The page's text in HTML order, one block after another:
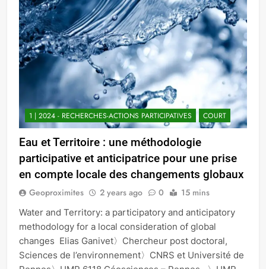
1 | 2024 - RECHERCHES-ACTIONS PARTICIPATIVES COURT
Eau et Territoire : une méthodologie
participative et anticipatrice pour une prise
en compte locale des changements globaux
Geoproximites 2 years ago 0 15 mins
Water and Territory: a participatory and anticipatory
methodology for a local consideration of global
changes Elias Ganivet〉Chercheur post doctoral,
Sciences de l’environnement〉CNRS et Université de